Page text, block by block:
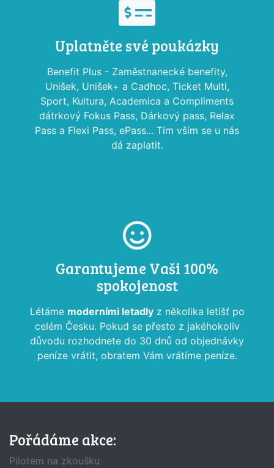
Uplatněte své poukázky
Benefit Plus - Zaměstnanecké benefity,
Unišek, Unišek+ a Cadhoc, Ticket Multi,
Sport, Kultura, Academica a Compliments
dátrkový Fokus Pass, Dárkový pass, Relax
Pass a Flexi Pass, ePass... Tím vším se u nás
dá zaplatit.
Garantujeme Vaši 100%
spokojenost
Létáme moderními letadlyz několika letišť po
celém Česku. Pokud se přesto z jakéhokoliv
důvodu rozhodnete do 30 dnů od objednávky
peníze vrátit, obratem Vám vrátíme peníze.
Pořádáme akce:
Pilotem na zkoušku